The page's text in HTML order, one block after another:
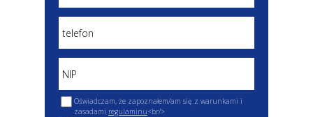
Oświadczam, że zapoznałem/am się z warunkami i
zasadami regulaminu<br/>